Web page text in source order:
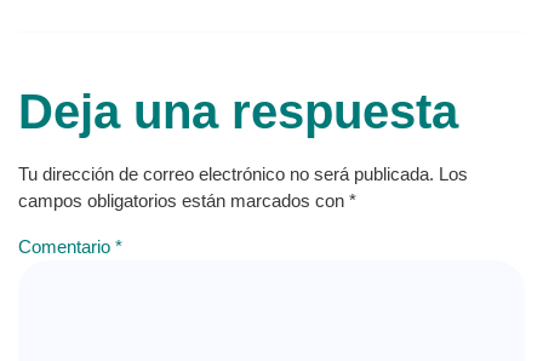
Deja una respuesta
Tu dirección de correo electrónico no será publicada. Los
campos obligatorios están marcados con *
Comentario *